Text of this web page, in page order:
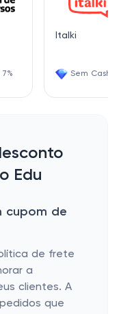
Italki
Sem
Edu
cupom de
de frete
a
clientes. A
que